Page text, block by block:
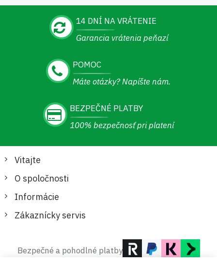
14 DNÍ NA VRÁTENIE
Garancia vrátenia peňazí
POMOC
Máte otázky? Napíšte nám.
BEZPEČNÉ PLATBY
100% bezpečnosť pri platení
Vitajte
O spoločnosti
Informácie
Zákaznícky servis
Bezpečné a pohodlné platby